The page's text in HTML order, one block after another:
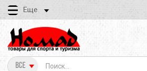
Еще
Все